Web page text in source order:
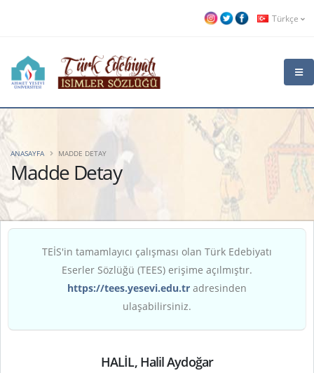
Türkçe
Madde Detay
ANASAYFA MADDE DETAY
TEİS'in tamamlayıcı çalışması olan Türk Edebiyatı
Eserler Sözlüğü (TEES) erişime açılmıştır.
https://tees.yesevi.edu.tr adresinden
ulaşabilirsiniz.
HALİL, Halil Aydoğar